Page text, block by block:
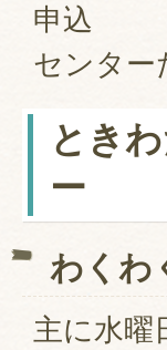
申込
センター
とき
ー
わくわ
主に水曜